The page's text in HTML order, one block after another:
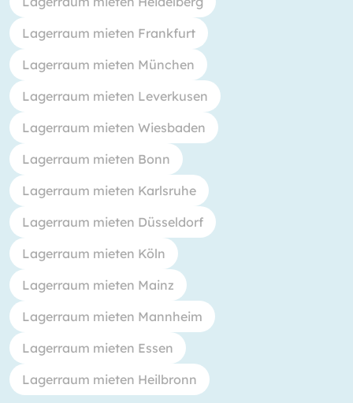
Lagerraum mieten Frankfurt
Lagerraum mieten München
Lagerraum mieten Leverkusen
Lagerraum mieten Wiesbaden
Lagerraum mieten Bonn
Lagerraum mieten Karlsruhe
Lagerraum mieten Düsseldorf
Lagerraum mieten Köln
Lagerraum mieten Mainz
Lagerraum mieten Mannheim
Lagerraum mieten Essen
Lagerraum mieten Heilbronn